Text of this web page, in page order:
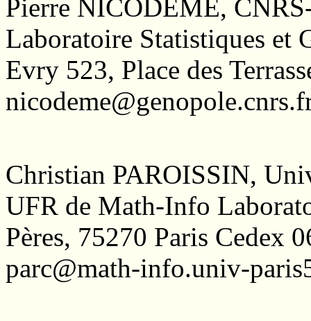
Pierre NICODEME,
Laboratoire Statistiques et
Evry 523, Place des
Christian PAROISSIN,
UFR de Math-Info
Pères, 75270 Paris Cedex
parc@math-info.univ-